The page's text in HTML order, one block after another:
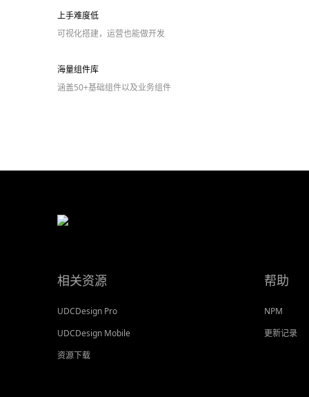
上手难度低
可视化搭建，运营也能做开发
海量组件库
涵盖50+基础组件以及业务组件
相关资源
UDCDesign Pro
UDCDesign Mobile
资源下载
帮助
NPM
更新记录